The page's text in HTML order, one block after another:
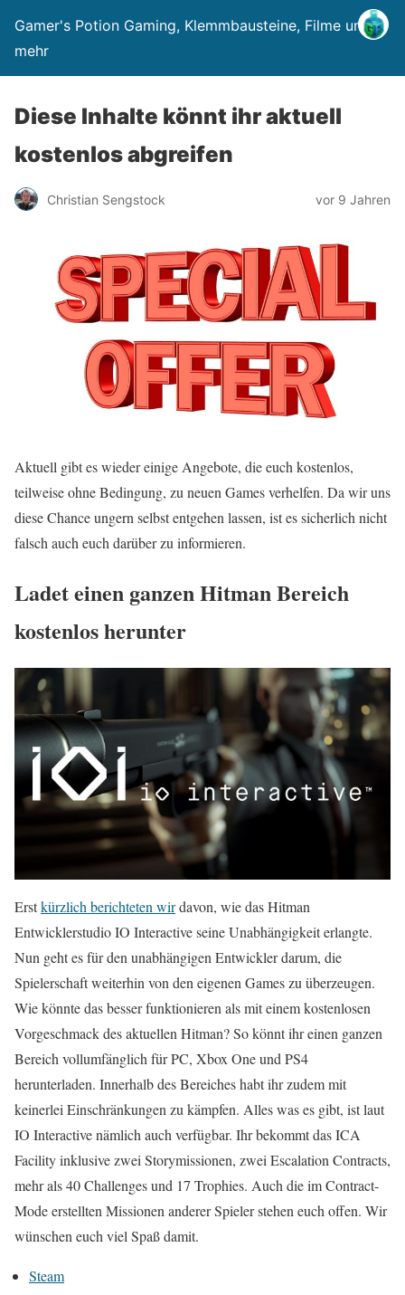
Gamer's Potion Gaming, Klemmbausteine, Filme und
mehr
Diese Inhalte könnt ihr aktuell
kostenlos abgreifen
Christian Sengstock vor 9 Jahren
Aktuell gibt es wieder einige Angebote, die euch kostenlos,
teilweise ohne Bedingung, zu neuen Games verhelfen. Da wir uns
diese Chance ungern selbst entgehen lassen, ist es sicherlich nicht
falsch auch euch darüber zu informieren.
Ladet einen ganzen Hitman Bereich
kostenlos herunter
Erstkürzlich berichteten wirdavon, wie das Hitman
Entwicklerstudio IO Interactive seine Unabhängigkeit erlangte.
Nun geht es für den unabhängigen Entwickler darum, die
Spielerschaft weiterhin von den eigenen Games zu überzeugen.
Wie könnte das besser funktionieren als mit einem kostenlosen
Vorgeschmack des aktuellen Hitman? So könnt ihr einen ganzen
Bereich vollumfänglich für PC, Xbox One und PS4
herunterladen. Innerhalb des Bereiches habt ihr zudem mit
keinerlei Einschränkungen zu kämpfen. Alles was es gibt, ist laut
IO Interactive nämlich auch verfügbar. Ihr bekommt das ICA
Facility inklusive zwei Storymissionen, zwei Escalation Contracts,
mehr als 40 Challenges und 17 Trophies. Auch die im Contract-
Mode erstellten Missionen anderer Spieler stehen euch offen. Wir
wünschen euch viel Spaß damit.
Steam